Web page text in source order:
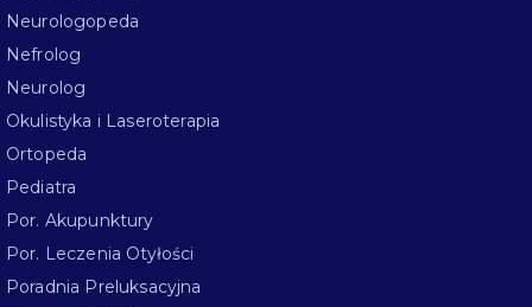
Neurologopeda
Nefrolog
Neurolog
Okulistyka i Laseroterapia
Ortopeda
Pediatra
Por. Akupunktury
Por. Leczenia Otyłości
Poradnia Preluksacyjna